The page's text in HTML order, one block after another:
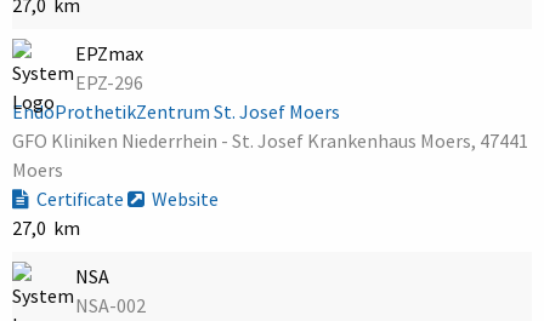
EPZmax
EPZ-296
EndoProthetikZentrum St. Josef Moers
GFO Kliniken Niederrhein - St. Josef Krankenhaus Moers, 47441
Moers
Certificate
Website
27,0 km
NSA
NSA-002